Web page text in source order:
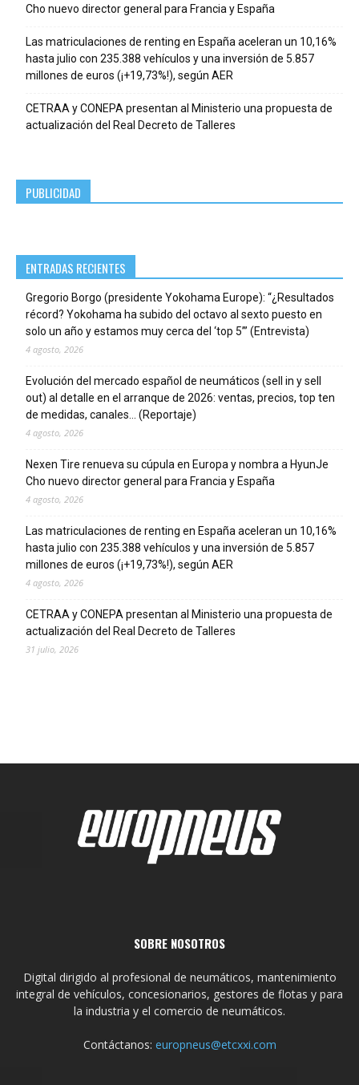
Cho nuevo director general para Francia y España
Las matriculaciones de renting en España aceleran un 10,16%
hasta julio con 235.388 vehículos y una inversión de 5.857
millones de euros (¡+19,73%!), según AER
CETRAA y CONEPA presentan al Ministerio una propuesta de
actualización del Real Decreto de Talleres
PUBLICIDAD
ENTRADAS RECIENTES
Gregorio Borgo (presidente Yokohama Europe): “¿Resultados
récord? Yokohama ha subido del octavo al sexto puesto en
solo un año y estamos muy cerca del ‘top 5’” (Entrevista)
4 agosto, 2026
Evolución del mercado español de neumáticos (sell in y sell
out) al detalle en el arranque de 2026: ventas, precios, top ten
de medidas, canales… (Reportaje)
4 agosto, 2026
Nexen Tire renueva su cúpula en Europa y nombra a HyunJe
Cho nuevo director general para Francia y España
4 agosto, 2026
Las matriculaciones de renting en España aceleran un 10,16%
hasta julio con 235.388 vehículos y una inversión de 5.857
millones de euros (¡+19,73%!), según AER
4 agosto, 2026
CETRAA y CONEPA presentan al Ministerio una propuesta de
actualización del Real Decreto de Talleres
31 julio, 2026
SOBRE NOSOTROS
Digital dirigido al profesional de neumáticos, mantenimiento
integral de vehículos, concesionarios, gestores de flotas y para
la industria y el comercio de neumáticos.
Contáctanos: europneus@etcxxi.com